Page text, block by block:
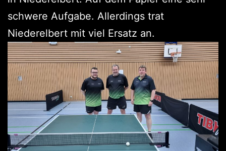
schwere Aufgabe. Allerdings trat
Niederelbert mit viel Ersatz an.